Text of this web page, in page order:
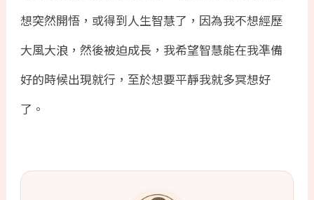
想突然開悟，或得到人生智慧了，因為我不想經歷
大風大浪，然後被迫成長，我希望智慧能在我凖備
好的時候出現就行，至於想要平靜我就多冥想好
了。